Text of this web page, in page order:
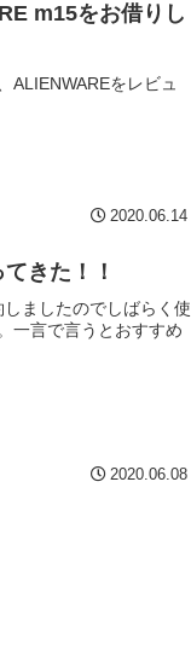
m15をお借りし
ALIENWAREをレビュ
2020.06.14
きた！！
ましたのでしばらく使
言で言うとおすすめ
2020.06.08